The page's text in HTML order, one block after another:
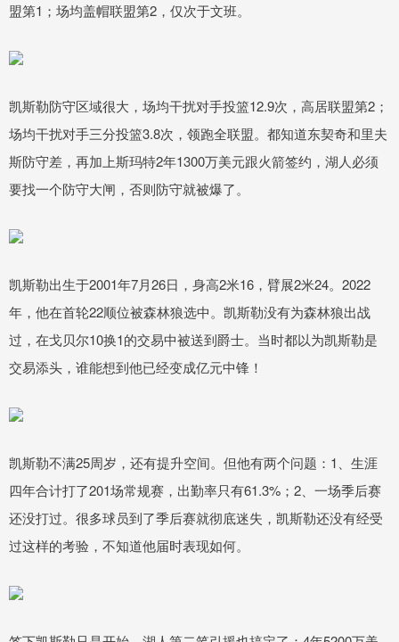
盟第1；场均盖帽联盟第2，仅次于文班。
凯斯勒防守区域很大，场均干扰对手投篮12.9次，高居联盟第2；
场均干扰对手三分投篮3.8次，领跑全联盟。都知道东契奇和里夫
斯防守差，再加上斯玛特2年1300万美元跟火箭签约，湖人必须
要找一个防守大闸，否则防守就被爆了。
凯斯勒出生于2001年7月26日，身高2米16，臂展2米24。2022
年，他在首轮22顺位被森林狼选中。凯斯勒没有为森林狼出战
过，在戈贝尔10换1的交易中被送到爵士。当时都以为凯斯勒是
交易添头，谁能想到他已经变成亿元中锋！
凯斯勒不满25周岁，还有提升空间。但他有两个问题：1、生涯
四年合计打了201场常规赛，出勤率只有61.3%；2、一场季后赛
还没打过。很多球员到了季后赛就彻底迷失，凯斯勒还没有经受
过这样的考验，不知道他届时表现如何。